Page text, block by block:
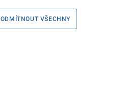
ODMÍTNOUT VŠECHNY